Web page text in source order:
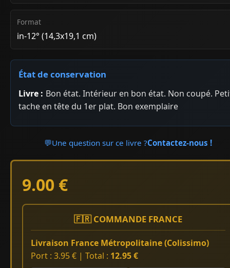
Format
in-12° (14,3x19,1 cm)
État de conservation
Livre : Bon état. Intérieur en bon état. Non coupé.
tache en tête du 1er plat. Bon exemplaire
💬Une question sur ce livre ?Contactez-nous !
9.00 €
🇫🇷 COMMANDE FRANCE
Livraison France Métropolitaine (Colissimo)
Port : 3.95 € | Total : 12.95 €